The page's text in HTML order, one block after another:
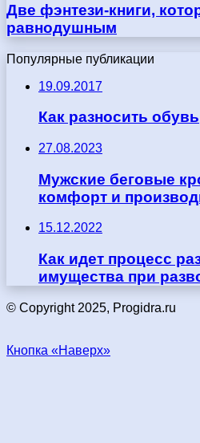
Две фэнтези-книги,
равнодушным
Популярные публикации
19.09.2017
Как разносить обувь
27.08.2023
Мужские беговые
комфорт и
15.12.2022
Как идет процесс
имущества при
© Copyright 2025, Progidra.ru
Кнопка «Наверх»